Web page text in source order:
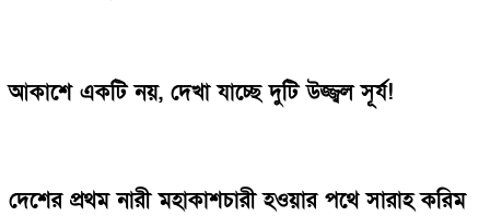
আকাশে একটি নয়, দেখা যাচ্ছে দুটি উজ্জ্বল সূর্য!
দেশের প্রথম নারী মহাকাশচারী হওয়ার পথে সারাহ করিম